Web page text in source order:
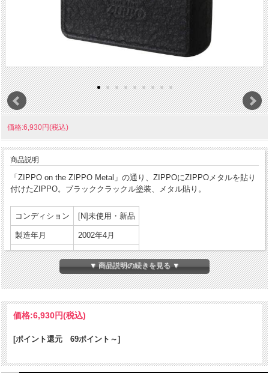
価格:6,930円(税込)
商品説明
「ZIPPO on the ZIPPO Metal」の通り、ZIPPOにZIPPOメタルを貼り
付けたZIPPO。ブラッククラックル塗装、メタル貼り。
コンディション [N]未使用・新品
製造年月 2002年4月
製造国 アメリカ合衆国
発売国 日本
説明書等:あり
年・月は、一致しない場合がございます。ストックを利用する関係上
▼ 商品説明の続きを見る ▼
価格:6,930円(税込)
[ポイント還元 69ポイント～]